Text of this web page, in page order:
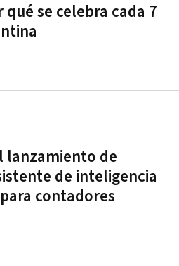
se celebra cada 7
lanzamiento de
de inteligencia
contadores